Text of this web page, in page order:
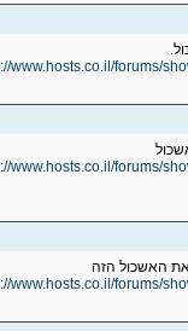
www.hosts.co.il/forums/
www.hosts.co.il/forums/
האשכול הזה
www.hosts.co.il/forums/